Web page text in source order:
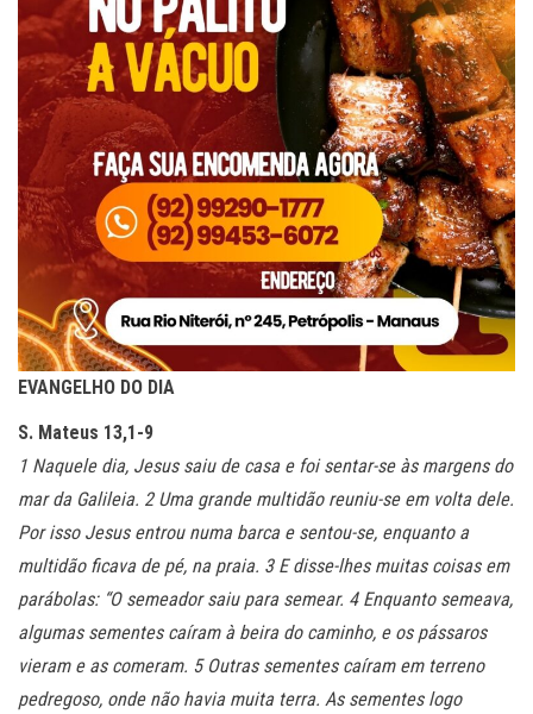
EVANGELHO DO DIA
S. Mateus 13,1-9
1 Naquele dia, Jesus saiu de casa e foi sentar-se às margens do
mar da Galileia. 2 Uma grande multidão reuniu-se em volta dele.
Por isso Jesus entrou numa barca e sentou-se, enquanto a
multidão ficava de pé, na praia. 3 E disse-lhes muitas coisas em
parábolas: “O semeador saiu para semear. 4 Enquanto semeava,
algumas sementes caíram à beira do caminho, e os pássaros
vieram e as comeram. 5 Outras sementes caíram em terreno
pedregoso, onde não havia muita terra. As sementes logo